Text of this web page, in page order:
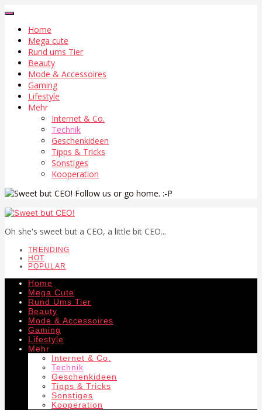
Home
Mega cute
Rund ums Tier
Beauty
Mode & Accessoires
Gaming
Lifestyle
Mehr
Internet & Co.
Technik
Geschenkideen
Tipps & Tricks
Sonstiges
Kooperation
Follow us or go home. :-P
Oh she's sweet but a CEO, a little bit CEO...
TRENDING
HOT
POPULAR
Home
Mega Cute
Rund Ums Tier
Beauty
Mode & Accessoires
Gaming
Lifestyle
Mehr
Internet & Co.
Technik
Geschenkideen
Tipps & Tricks
Sonstiges
Kooperation